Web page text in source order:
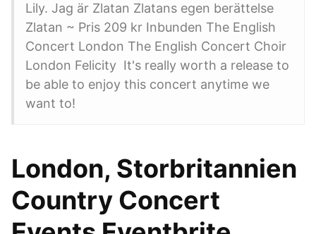
Lily. Jag är Zlatan Zlatans egen berättelse
Zlatan ~ Pris 209 kr Inbunden The English
Concert London The English Concert Choir
London Felicity It's really worth a release to
be able to enjoy this concert anytime we
want to!
London, Storbritannien
Country Concert